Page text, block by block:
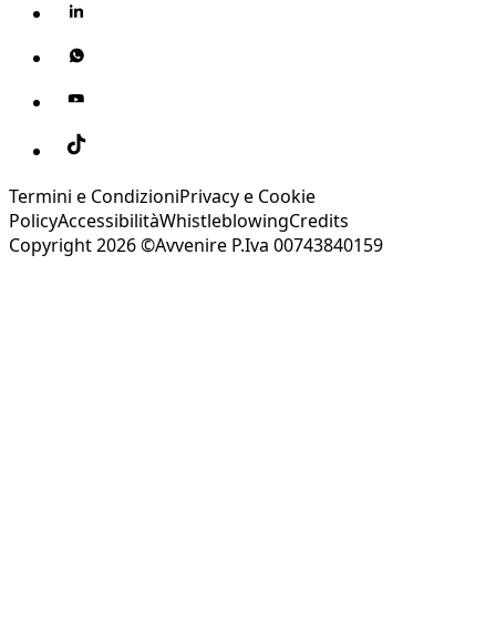
Termini e CondizioniPrivacy e Cookie
PolicyAccessibilitàWhistleblowingCredits
Copyright 2026 ©Avvenire P.Iva 00743840159